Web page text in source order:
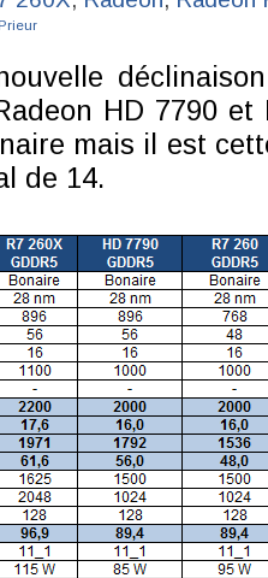
HD 7790 et
mais il est
de 14.